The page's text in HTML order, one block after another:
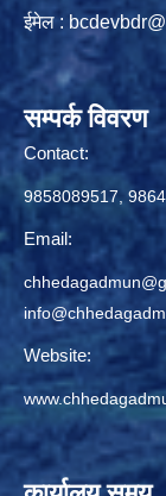
ईमेल :
सम्पर्क विवरण
Contact:
9858089517,
Email:
Website: